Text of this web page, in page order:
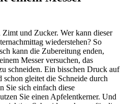
und Zucker. Wer kann dieser
wiederstehen? So
kann die Zubereitung enden,
Messer versuchen, das
schneiden. Ein bisschen Druck auf
schon gleitet die Schneide durch
Sie sich einfach diese
Sie einen Apfelentkerner. Und